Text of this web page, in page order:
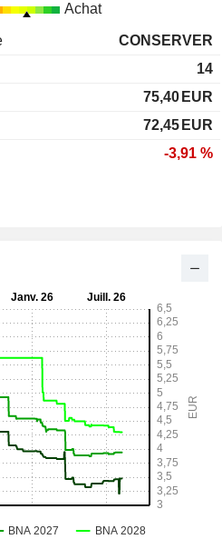
Achat
CONSERVER
14
75,40 EUR
72,45 EUR
-3,91 %